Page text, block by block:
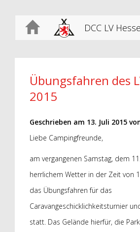
DCC LV
Übungsfahren des
2015
Geschrieben am 13. Juli 2015
Liebe Campingfreunde,
am vergangenen Samstag, dem
herrlichem Wetter in der Zeit von
das Übungsfahren für das
Caravangeschicklichkeitsturnier
statt. Das Gelände hierfür, die